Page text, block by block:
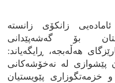
زانکۆی زانسته‌
بۆ گه‌شه‌پێدانی
هه‌ڵه‌بجه‌، ڕایگه‌یاند:
پێشوازی له‌ نه‌خۆشه‌کانی
خزمه‌تگوزاری پێویستیان